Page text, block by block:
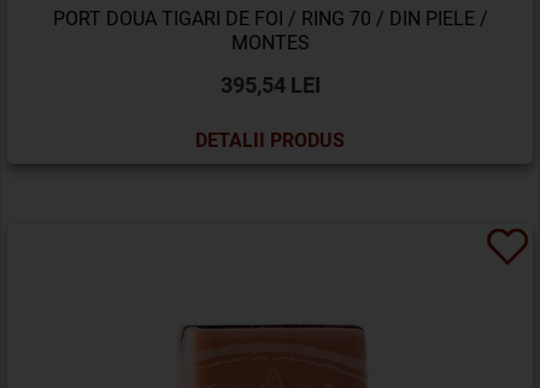
PORT DOUA TIGARI DE FOI / RING 70 / DIN PIELE /
MONTES
395,54 LEI
DETALII PRODUS